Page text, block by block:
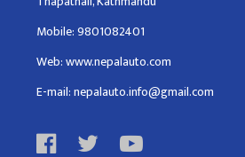
Mobile: 9801082401
Web: www.nepalauto.com
E-mail: nepalauto.info@gmail.com